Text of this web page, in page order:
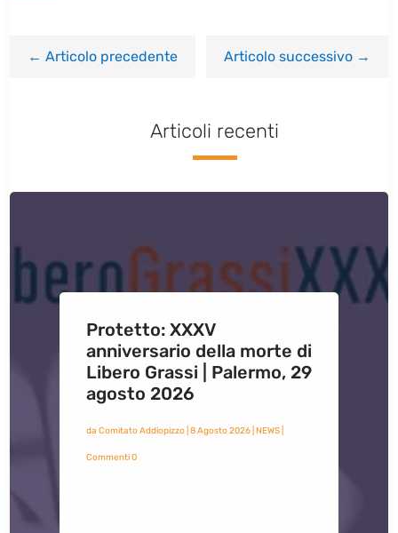
←Articolo precedente Articolo successivo→
Articoli recenti
Protetto: XXXV
anniversario della morte di
Libero Grassi | Palermo, 29
agosto 2026
da Comitato Addiopizzo| 8 Agosto 2026| NEWS|
Commenti 0